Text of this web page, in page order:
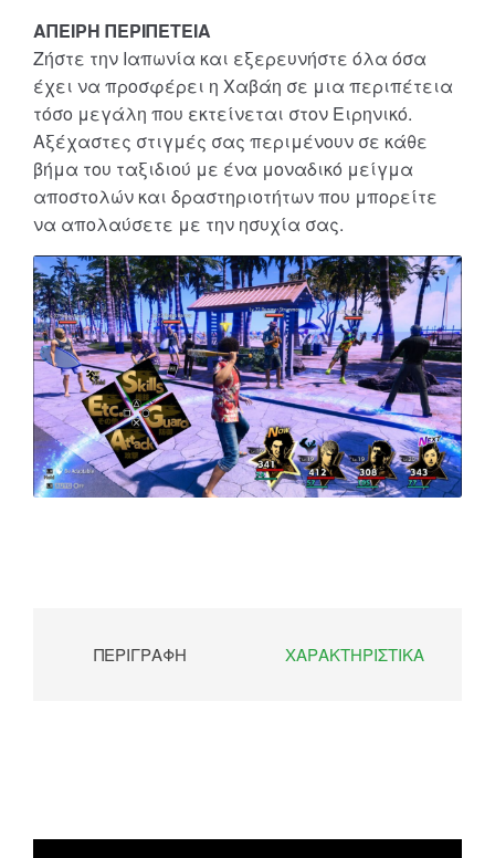
ΑΠΕΙΡΗ ΠΕΡΙΠΕΤΕΙΑ
Ζήστε την Ιαπωνία και εξερευνήστε όλα όσα
έχει να προσφέρει η Χαβάη σε μια περιπέτεια
τόσο μεγάλη που εκτείνεται στον Ειρηνικό.
Αξέχαστες στιγμές σας περιμένουν σε κάθε
βήμα του ταξιδιού με ένα μοναδικό μείγμα
αποστολών και δραστηριοτήτων που μπορείτε
να απολαύσετε με την ησυχία σας.
ΠΕΡΙΓΡΑΦΉ ΧΑΡΑΚΤΗΡΙΣΤΙΚΆ